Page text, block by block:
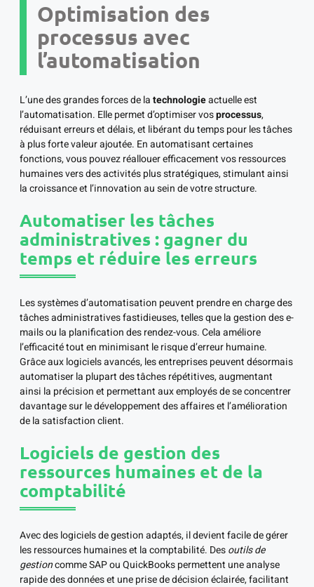
Optimisation des
processus avec
l’automatisation
L’une des grandes forces de latechnologieactuelle est
l’automatisation. Elle permet d’optimiser vosprocessus,
réduisant erreurs et délais, et libérant du temps pour les tâches
à plus forte valeur ajoutée. En automatisant certaines
fonctions, vous pouvez réallouer efficacement vos ressources
humaines vers des activités plus stratégiques, stimulant ainsi
la croissance et l’innovation au sein de votre structure.
Automatiser les tâches
administratives : gagner du
temps et réduire les erreurs
Les systèmes d’automatisation peuvent prendre en charge des
tâches administratives fastidieuses, telles que la gestion des e-
mails ou la planification des rendez-vous. Cela améliore
l’efficacité tout en minimisant le risque d’erreur humaine.
Grâce aux logiciels avancés, les entreprises peuvent désormais
automatiser la plupart des tâches répétitives, augmentant
ainsi la précision et permettant aux employés de se concentrer
davantage sur le développement des affaires et l’amélioration
de la satisfaction client.
Logiciels de gestion des
ressources humaines et de la
comptabilité
Avec des logiciels de gestion adaptés, il devient facile de gérer
les ressources humaines et la comptabilité. Desoutils de
gestioncomme SAP ou QuickBooks permettent une analyse
rapide des données et une prise de décision éclairée, facilitant